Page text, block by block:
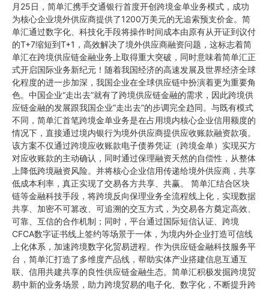
月25日，简单汇携手交通银行首度开创跨境金单业务模式，成功
为核心企业境外供应商提供了1200万美元的无追索预支价金。简
单汇通过数字化、科技化手段将操作时间成本由原有从开证到议付
的T+7缩短到T+1，高效解决了境外供应商融资问题，这标志着简
单汇在跨境供应链金融业务上取得重大突破，同时意味着简单汇正
式开启国际业务新纪元！随着我国经济的高速发展及世界经济全球
化程度的进一步加深，我国企业在全球供应链中扮演着更为重要角
色。中国企业“走出去”就有了跨境供应链金融的需求，因此跨境供
应链金融的发展跟我国企业“走出去”的步调完全趋同。与既有模式
不同，简单汇首笔跨境金单业务是在占用境内核心企业信用额度的
情况下，直接通过境内银行为境外供应商提供应收账款融资款项。
该方案不仅通过跨境应收账款电子债券凭证（跨境金单）实现买方
对应收账款的主动确认，同时通过保理融资天然的自偿性，从整体
上降低跨境融资风险。并将核心企业信用传递给境外供应商，共享
低成本利率，真正实现了交易各方共享、共赢。 简单汇结合区块
链等金融科技手段，将跨境反向保理业务全流程线上化，实现数据
共享、加密不可篡改、可追溯的交互方式，为交易各方奠定高效、
可靠、互信的合作机制；同时，平台通过国际短信认证、跨境
CFCA数字证书线上签约等场景于一体，为境内外企业打造可信线
上化体系，加速跨境数字化贸易进程。作为供应链金融科技服务平
台，简单汇打造了多维度产品线，帮助实体产业搭建信息互通互
联、信用共建共享的良性供应链金融生态。简单汇积极发掘跨境贸
易中新的业务场景，助力跨境贸易的电子化、数字化，不断提升跨